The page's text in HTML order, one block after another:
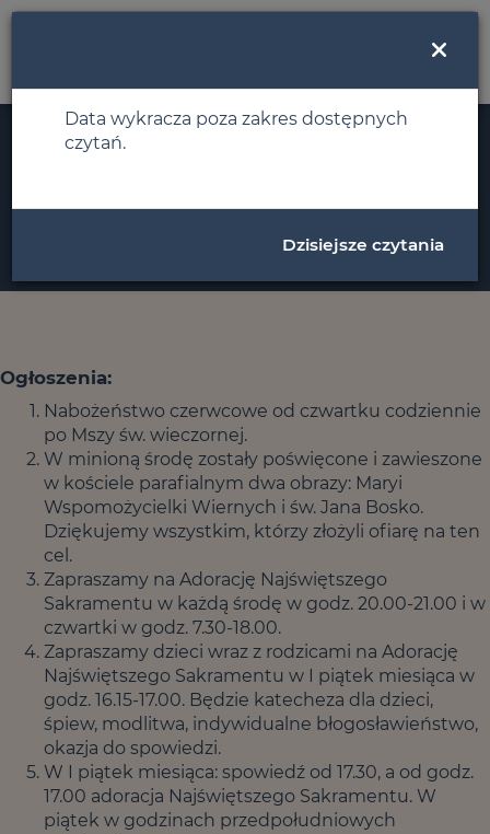
MENU
Niedziela, 28 maja 2023
Ogłoszenia:
Nabożeństwo czerwcowe od czwartku codziennie
po Mszy św. wieczornej.
W minioną środę zostały poświęcone i zawieszone
w kościele parafialnym dwa obrazy: Maryi
Wspomożycielki Wiernych i św. Jana Bosko.
Dziękujemy wszystkim, którzy złożyli ofiarę na ten
cel.
Zapraszamy na Adorację Najświętszego
Sakramentu w każdą środę w godz. 20.00-21.00 i w
czwartki w godz. 7.30-18.00.
Zapraszamy dzieci wraz z rodzicami na Adorację
Najświętszego Sakramentu w I piątek miesiąca w
godz. 16.15-17.00. Będzie katecheza dla dzieci,
śpiew, modlitwa, indywidualne błogosławieństwo,
okazja do spowiedzi.
W I piątek miesiąca: spowiedź od 17.30, a od godz.
17.00 adoracja Najświętszego Sakramentu. W
piątek w godzinach przedpołudniowych
Data wykracza poza zakres dostępnych
czytań.
Dzisiejsze czytania